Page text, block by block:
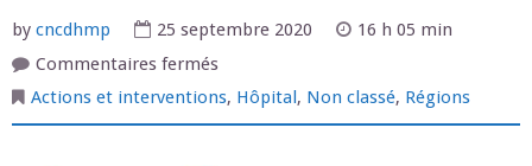
by cncdhmp 25 septembre 2020
16 h 05 min
Commentaires ferméssur
:
Du
nouveau
Actions et interventions, Hôpital , Non classé, Régions